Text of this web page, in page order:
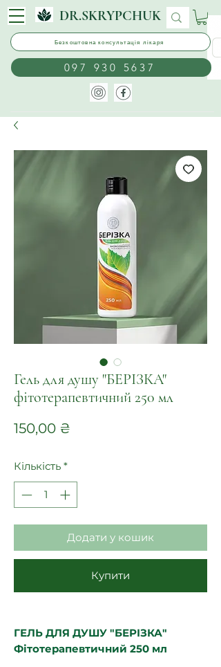
097 930 5637
DR.SKRYPCHUK
Безкоштовна консультація лікаря
Гель для душу "БЕРІЗКА"
фітотерапевтичний 250 мл
150,00 ₴
Кількість *
Додати у кошик
Купити
ГЕЛЬ ДЛЯ ДУШУ "БЕРІЗКА"
Фітотерапевтичний 250 мл